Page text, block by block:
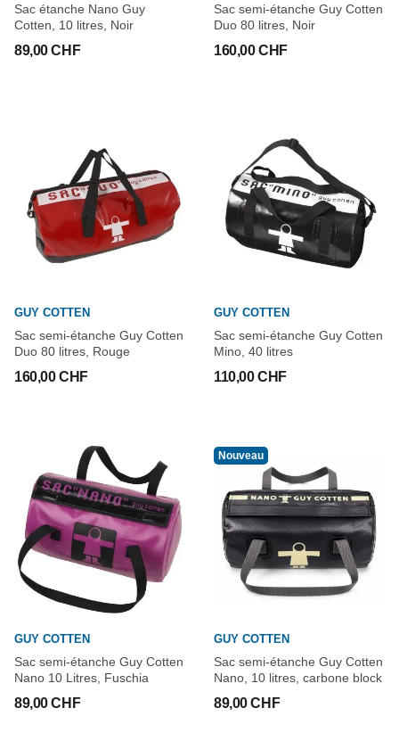
Sac étanche Nano Guy
Cotten, 10 litres, Noir
89,00 CHF
Sac semi-étanche Guy Cotten
Duo 80 litres, Noir
160,00 CHF
GUY COTTEN
Sac semi-étanche Guy Cotten
Duo 80 litres, Rouge
160,00 CHF
GUY COTTEN
Sac semi-étanche Guy Cotten
Mino, 40 litres
110,00 CHF
GUY COTTEN
Sac semi-étanche Guy Cotten
Nano 10 Litres, Fuschia
89,00 CHF
Nouveau
GUY COTTEN
Sac semi-étanche Guy Cotten
Nano, 10 litres, carbone block
89,00 CHF